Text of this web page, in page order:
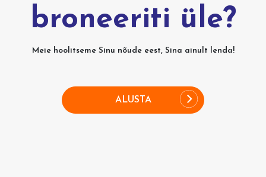
broneeriti üle?
Meie hoolitseme Sinu nõude eest, Sina ainult lenda!
ALUSTA